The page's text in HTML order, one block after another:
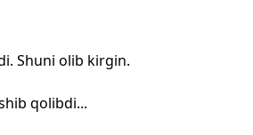
Shuni olib kirgin.
qolibdi...